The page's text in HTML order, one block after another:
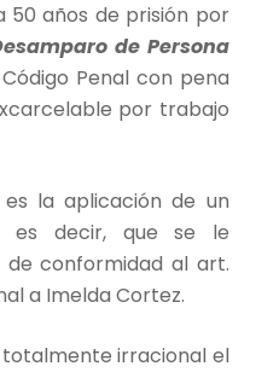
50 años de prisión por
de Persona
Penal con pena
por trabajo
la aplicación de un
es decir, que se le
conformidad al art.
a Imelda Cortez.
irracional el